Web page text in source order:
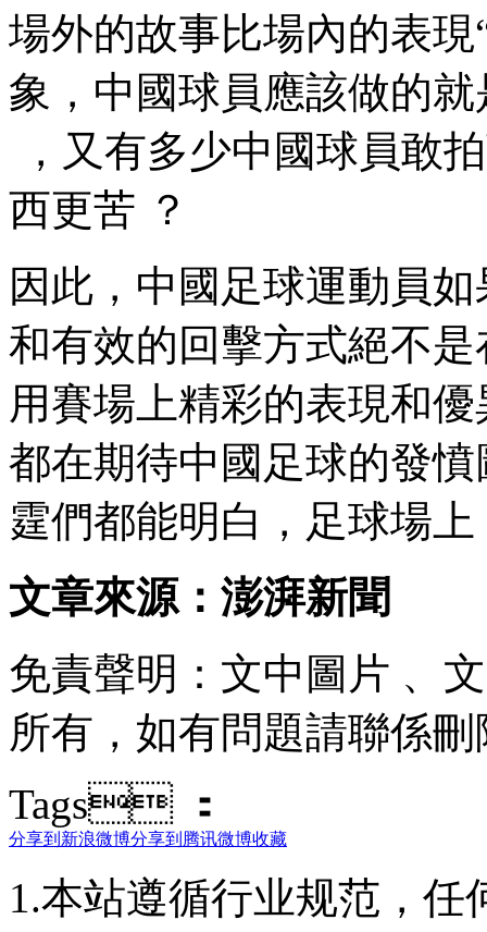
場外的故事比場內的表現“
象，中國球員應該做的就
 ，又有多少中國球員敢拍
西更苦 ？
因此，中國足球運動員如
和有效的回擊方式絕不是
用賽場上精彩的表現和優
都在期待中國足球的發憤圖
霆們都能明白，足球場上
文章來源：澎湃新聞
免責聲明 ：文中圖片 、
所有，如有問題請聯係刪除
Tags ：
分享到新浪微博分享到腾讯微博收藏
1.本站遵循行业规范，